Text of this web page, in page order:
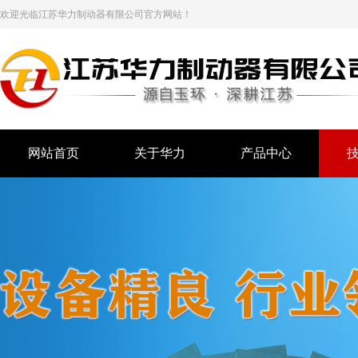
欢迎光临江苏华力制动器有限公司官方网站！
网站首页 关于华力 产品中心